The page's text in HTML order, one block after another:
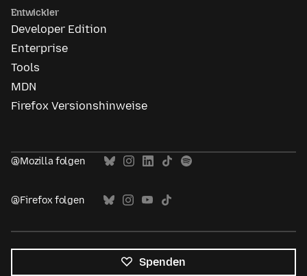
Entwickler
Developer Edition
Enterprise
Tools
MDN
Firefox Versionshinweise
@Mozilla folgen
@Firefox folgen
Spenden